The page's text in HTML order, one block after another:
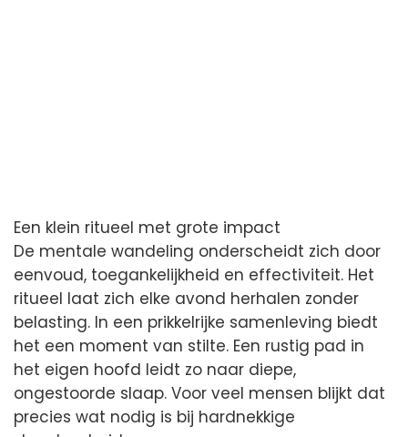
Een klein ritueel met grote impact
De mentale wandeling onderscheidt zich door
eenvoud, toegankelijkheid en effectiviteit. Het
ritueel laat zich elke avond herhalen zonder
belasting. In een prikkelrijke samenleving biedt
het een moment van stilte. Een rustig pad in
het eigen hoofd leidt zo naar diepe,
ongestoorde slaap. Voor veel mensen blijkt dat
precies wat nodig is bij hardnekkige